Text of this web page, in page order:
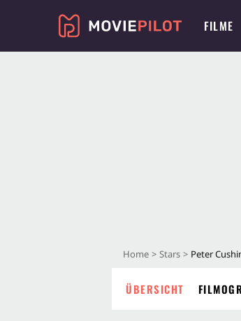
FILME
Home Stars Peter
ÜBERSICHT